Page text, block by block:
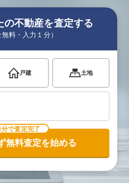
の不動産を査定する
無料・入力１分）
戸建 土地
分で査定完了
無料査定を始める